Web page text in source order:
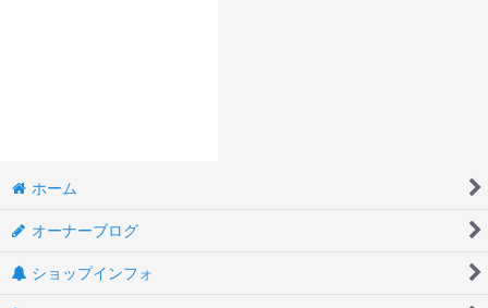
ホーム
オーナーブログ
ショップインフォ